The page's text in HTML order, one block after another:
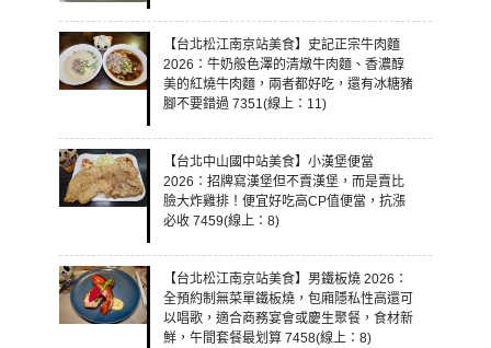
【台北松江南京站美食】史記正宗牛肉麵
2026：牛奶般色澤的清燉牛肉麵、香濃醇
美的紅燒牛肉麵，兩者都好吃，還有冰糖豬
腳不要錯過 7351(線上：11)
【台北中山國中站美食】小漢堡便當
2026：招牌寫漢堡但不賣漢堡，而是賣比
臉大炸雞排！便宜好吃高CP值便當，抗漲
必收 7459(線上：8)
【台北松江南京站美食】男鐵板燒 2026：
全預約制無菜單鐵板燒，包廂隱私性高還可
以唱歌，適合商務宴會或慶生聚餐，食材新
鮮，午間套餐最划算 7458(線上：8)